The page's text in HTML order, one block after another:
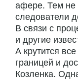
афере. Тем не
следователи
В связи с
и другие
А крутится
границей и
Козленка.